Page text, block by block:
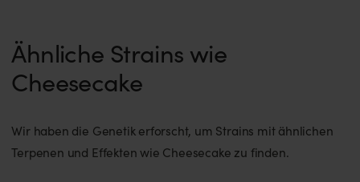
Schwindel.
Aussehen & Anbau
Ähnliche Strains wie
Cheesecake
Wir haben die Genetik erforscht, um Strains mit ähnlichen
Terpenen und Effekten wie Cheesecake zu finden.